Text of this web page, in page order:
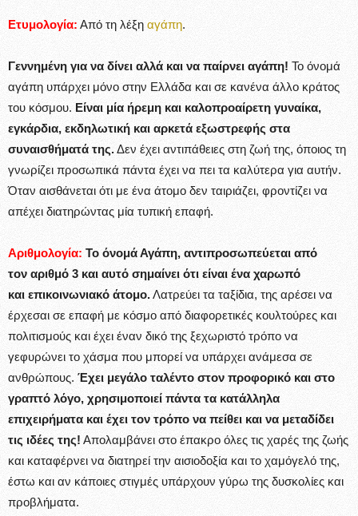
Ετυμολογία: Από τη λέξη αγάπη.
Γεννημένη για να δίνει αλλά και να παίρνει αγάπη! Το όνομά
αγάπη υπάρχει μόνο στην Ελλάδα και σε κανένα άλλο κράτος
του κόσμου. Είναι μία ήρεμη και καλοπροαίρετη γυναίκα,
εγκάρδια, εκδηλωτική και αρκετά εξωστρεφής στα
συναισθήματά της.Δεν έχει αντιπάθειες στη ζωή της, όποιος τη
γνωρίζει προσωπικά πάντα έχει να πει τα καλύτερα για αυτήν.
Όταν αισθάνεται ότι με ένα άτομο δεν ταιριάζει, φροντίζει να
απέχει διατηρώντας μία τυπική επαφή.
Αριθμολογία: Το όνομά Αγάπη, αντιπροσωπεύεται από
τον αριθμό 3 και αυτό σημαίνει ότι είναι ένα χαρωπό
και επικοινωνιακό άτομο.Λατρεύει τα ταξίδια, της αρέσει να
έρχεσαι σε επαφή με κόσμο από διαφορετικές κουλτούρες και
πολιτισμούς και έχει έναν δικό της ξεχωριστό τρόπο να
γεφυρώνει το χάσμα που μπορεί να υπάρχει ανάμεσα σε
ανθρώπους. Έχει μεγάλο ταλέντο στον προφορικό και στο
γραπτό λόγο, χρησιμοποιεί πάντα τα κατάλληλα
επιχειρήματα και έχει τον τρόπο να πείθει και να μεταδίδει
τις ιδέες της! Απολαμβάνει στο έπακρο όλες τις χαρές της ζωής
και καταφέρνει να διατηρεί την αισιοδοξία και το χαμόγελό της,
έστω και αν κάποιες στιγμές υπάρχουν γύρω της δυσκολίες και
προβλήματα.